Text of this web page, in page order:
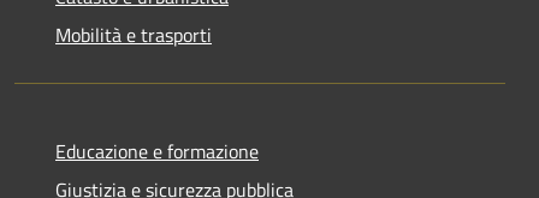
Mobilità e trasporti
Educazione e formazione
Giustizia e sicurezza pubblica